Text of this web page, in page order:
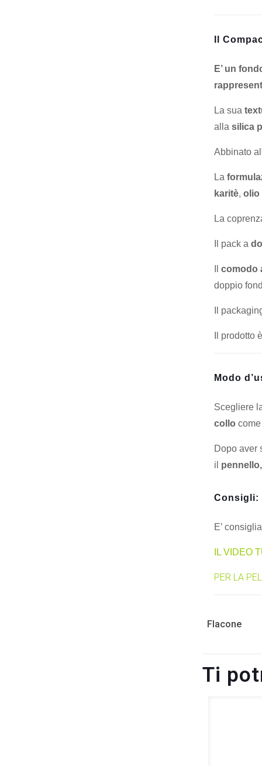
Il
E’ un
La sua
alla silica
Abbinato
La
karitè, olio
La
Il pack a
comodo
doppio
Il
Il prodotto è
Modo
Scegliere
collo
Dopo aver
il pennello,
Consigli:
E’
IL VIDEO
PER LA
Flacone
Ti